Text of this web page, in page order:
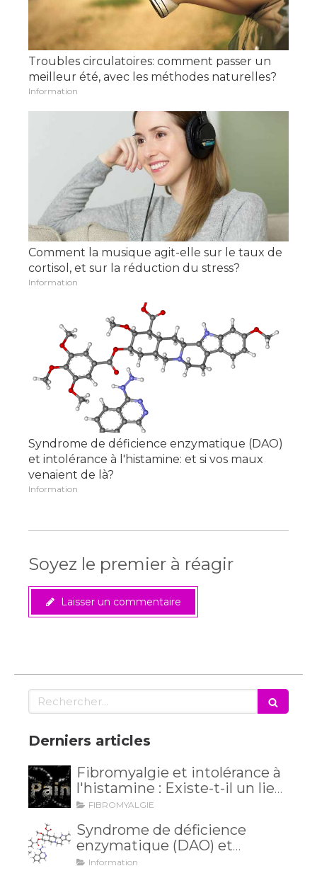
Troubles circulatoires: comment passer un
meilleur été, avec les méthodes naturelles?
Information
Comment la musique agit-elle sur le taux de
cortisol, et sur la réduction du stress?
Information
Syndrome de déficience enzymatique (DAO)
et intolérance à l'histamine: et si vos maux
venaient de là?
Information
Soyez le premier à réagir
Laisser un commentaire
Rechercher
Derniers articles
Fibromyalgie et intolérance à
l'histamine : Existe-t-il un lien
méconnu ?
FIBROMYALGIE
Syndrome de déficience
enzymatique (DAO) et
intolérance à l'histamine: et si
Information